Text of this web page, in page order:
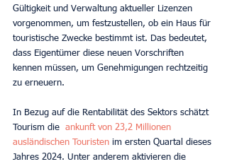
Gültigkeit und Verwaltung aktueller Lizenzen
vorgenommen, um festzustellen, ob ein Haus für
touristische Zwecke bestimmt ist. Das bedeutet,
dass Eigentümer diese neuen Vorschriften
kennen müssen, um Genehmigungen rechtzeitig
zu erneuern.
In Bezug auf die Rentabilität des Sektors schätzt
Tourism die
ankunft von 23,2 Millionen
ausländischen Touristen im ersten Quartal dieses
Jahres 2024. Unter anderem aktivieren die